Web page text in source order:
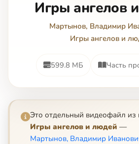
Игры ангелов
Мартынов, Владимир
Игры ангелов и
599.8 МБ Часть
Это отдельный видеофайл из
Игры ангелов и людей —
Мартынов, Владимир